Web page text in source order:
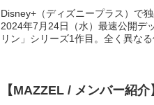
Disney+（ディズニープラス）で
2024年7月24日（水）最速公開デ
リン」シリーズ1作目。全く異なる